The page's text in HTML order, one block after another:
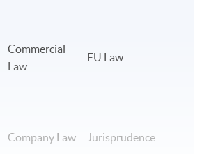
教育(規管)條例
專業教育（規管）條例》，本課
Commercial
Law
EU Law
Company Law Jurisprudence